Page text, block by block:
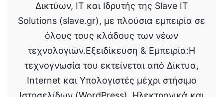
Δικτύων, IT και Ιδρυτής της Slave IT
Solutions (slave.gr), με πλούσια εμπειρία σε
όλους τους κλάδους των νέων
τεχνολογιών.Εξειδίκευση & Εμπειρία:Η
τεχνογνωσία του εκτείνεται από Δίκτυα,
Internet και Υπολογιστές μέχρι στήσιμο